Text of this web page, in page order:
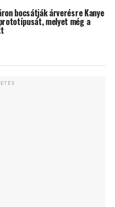
bocsátják árverésre Kanye
melyet még a